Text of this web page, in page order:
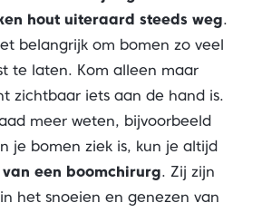
hout uiteraard steeds weg.
belangrijk om bomen zo veel
te laten. Kom alleen maar
zichtbaar iets aan de hand is.
meer weten, bijvoorbeeld
je bomen ziek is, kun je altijd
een boomchirurg. Zij zijn
het snoeien en genezen van